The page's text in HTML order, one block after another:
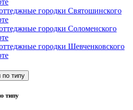
городки Святошинского
городки Соломенского
городки Шевченковского
по типу
типу